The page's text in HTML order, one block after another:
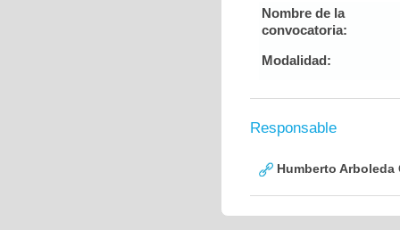
Nombre de la
convocatoria:
Modalidad:
Responsable
Humberto Arboleda